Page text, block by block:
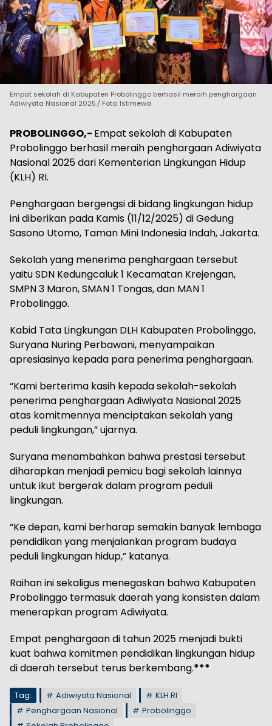
Empat sekolah di Kabupaten Probolinggo berhasil meraih penghargaan
Adiwiyata Nasional 2025./ Foto: Istimewa
PROBOLINGGO,- Empat sekolah di Kabupaten
Probolinggo berhasil meraih penghargaan Adiwiyata
Nasional 2025 dari Kementerian Lingkungan Hidup
(KLH) RI.
Penghargaan bergengsi di bidang lingkungan hidup
ini diberikan pada Kamis (11/12/2025) di Gedung
Sasono Utomo, Taman Mini Indonesia Indah, Jakarta.
Sekolah yang menerima penghargaan tersebut
yaitu SDN Kedungcaluk 1 Kecamatan Krejengan,
SMPN 3 Maron, SMAN 1 Tongas, dan MAN 1
Probolinggo.
Kabid Tata Lingkungan DLH Kabupaten Probolinggo,
Suryana Nuring Perbawani, menyampaikan
apresiasinya kepada para penerima penghargaan.
“Kami berterima kasih kepada sekolah-sekolah
penerima penghargaan Adiwiyata Nasional 2025
atas komitmennya menciptakan sekolah yang
peduli lingkungan,” ujarnya.
Suryana menambahkan bahwa prestasi tersebut
diharapkan menjadi pemicu bagi sekolah lainnya
untuk ikut bergerak dalam program peduli
lingkungan.
“Ke depan, kami berharap semakin banyak lembaga
pendidikan yang menjalankan program budaya
peduli lingkungan hidup,” katanya.
Raihan ini sekaligus menegaskan bahwa Kabupaten
Probolinggo termasuk daerah yang konsisten dalam
menerapkan program Adiwiyata.
Empat penghargaan di tahun 2025 menjadi bukti
kuat bahwa komitmen pendidikan lingkungan hidup
di daerah tersebut terus berkembang.***
Tag: Adiwiyata Nasional
KLH RI
Penghargaan Nasional
Probolinggo